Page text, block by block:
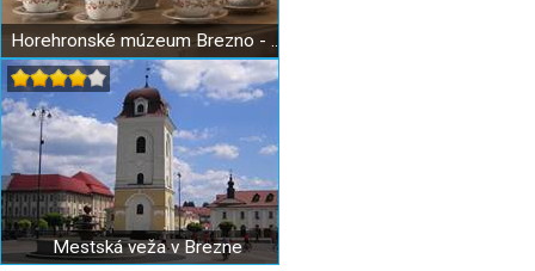
Horehronské múzeum Brezno - Historická radnica
Mestská veža v Brezne